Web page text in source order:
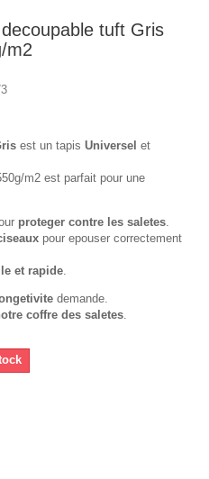
tuft Gris
m2
est un tapis Universel et
m2 est parfait pour une
proteger contre les saletes.
pour epouser correctement
et rapide.
demande.
coffre des saletes.